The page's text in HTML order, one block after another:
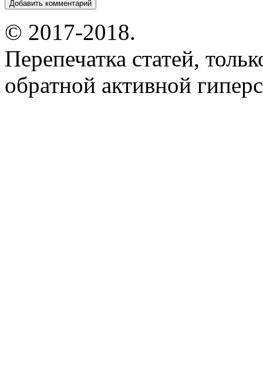
© 2017-2018.
Перепечатка статей,
обратной активной